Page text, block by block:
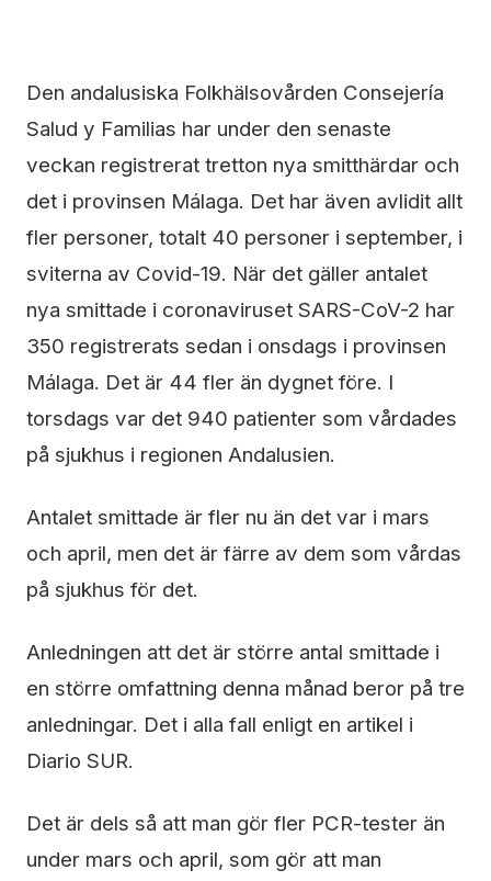
Den andalusiska Folkhälsovården Consejería
Salud y Familias har under den senaste
veckan registrerat tretton nya smitthärdar och
det i provinsen Málaga. Det har även avlidit allt
fler personer, totalt 40 personer i september, i
sviterna av Covid-19. När det gäller antalet
nya smittade i coronaviruset SARS-CoV-2 har
350 registrerats sedan i onsdags i provinsen
Málaga. Det är 44 fler än dygnet före. I
torsdags var det 940 patienter som vårdades
på sjukhus i regionen Andalusien.
Antalet smittade är fler nu än det var i mars
och april, men det är färre av dem som vårdas
på sjukhus för det.
Anledningen att det är större antal smittade i
en större omfattning denna månad beror på tre
anledningar. Det i alla fall enligt en artikel i
Diario SUR.
Det är dels så att man gör fler PCR-tester än
under mars och april, som gör att man